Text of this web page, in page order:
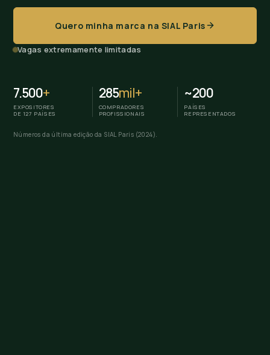
Quero minha marca na SIAL Paris
Vagas extremamente limitadas
7.500+
EXPOSITORES
DE 127 PAÍSES
285mil+
COMPRADORES
PROFISSIONAIS
~200
PAÍSES
REPRESENTADOS
Números da última edição da SIAL Paris (2024).